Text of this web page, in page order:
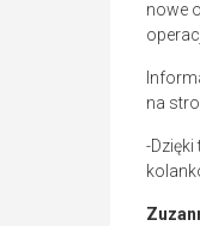
nowe
na
-